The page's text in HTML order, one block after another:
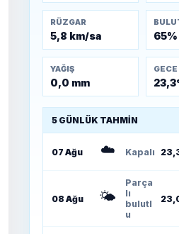
RÜZGAR
5,8 km/sa 65%
YAĞIŞ
0,0 mm
5 GÜNLÜK TAHMIN
07 Ağu ☁️ Kapalı
08 Ağu 🌤️
Parça
lı
bulutl
u